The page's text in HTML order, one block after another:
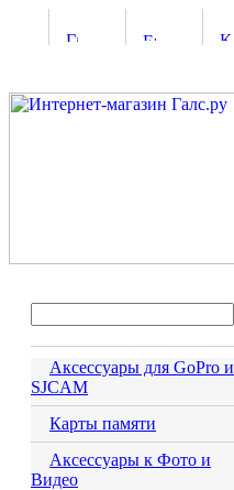
Аксессуары для GoPro и
SJCAM
Карты памяти
Аксессуары к Фото и
Видео